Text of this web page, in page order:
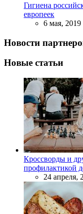
Гигиена
европеек
6 мая, 2019
Новости
Новые статьи
Кроссворды и
профилактикой
24 апреля,